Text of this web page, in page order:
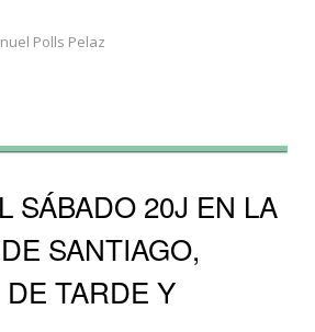
Polls Pelaz
SÁBADO 20J EN LA
SANTIAGO,
TARDE Y